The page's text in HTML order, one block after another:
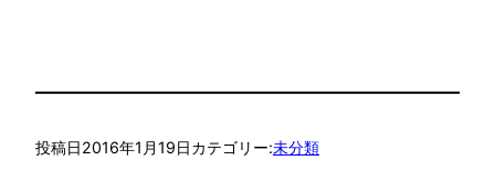
投稿日2016年1月19日カテゴリー:未分類